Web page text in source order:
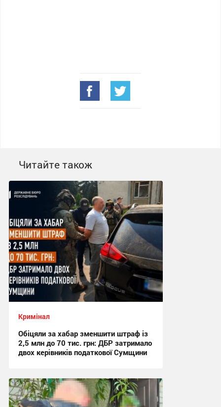
Читайте також
Кримінал
Обіцяли за хабар зменшити штраф із
2,5 млн до 70 тис. грн: ДБР затримало
двох керівників податкової Сумщини
17:42, 6.08.2026